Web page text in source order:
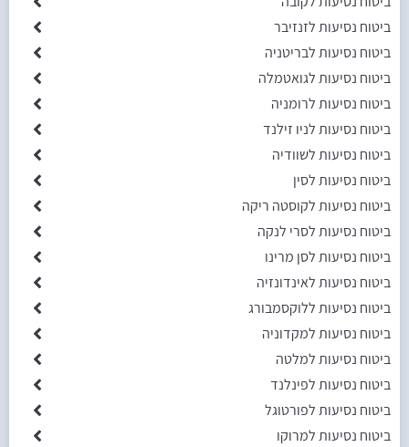
ביטוח נסיעות לזנזיבר
ביטוח נסיעות לבריטניה
ביטוח נסיעות לגואטמלה
ביטוח נסיעות לרומניה
ביטוח נסיעות לניו זילנד
ביטוח נסיעות לשוודיה
ביטוח נסיעות לסין
ביטוח נסיעות לקוסטה ריקה
ביטוח נסיעות לסרי לנקה
ביטוח נסיעות לסן מרינו
ביטוח נסיעות לאינדונזיה
ביטוח נסיעות ללוקסמבורג
ביטוח נסיעות למקדוניה
ביטוח נסיעות למלטה
ביטוח נסיעות לפינלנד
ביטוח נסיעות לפורטוגל
ביטוח נסיעות למרוקו